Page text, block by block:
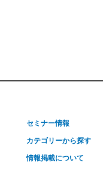
セミナー情報
カテゴリーから探す
情報掲載について